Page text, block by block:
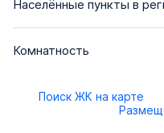
Населённые пункты в
Комнатность
Поиск ЖК на карте